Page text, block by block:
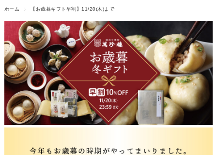
ホーム 【お歳暮ギフト早割】11/20(木)まで